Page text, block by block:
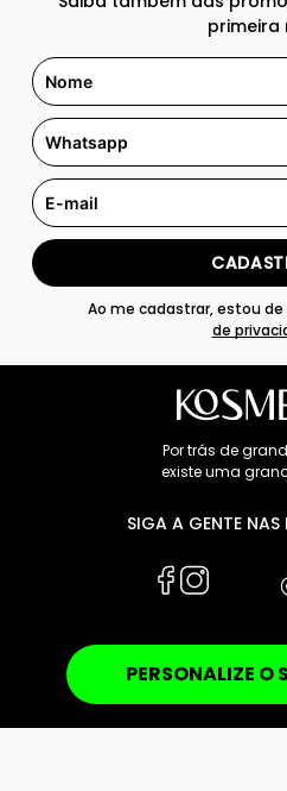
primeira
Ao me cadastrar, estou
de
Por trás de
existe uma
SIGA A GENTE NAS
PERSONALIZE O